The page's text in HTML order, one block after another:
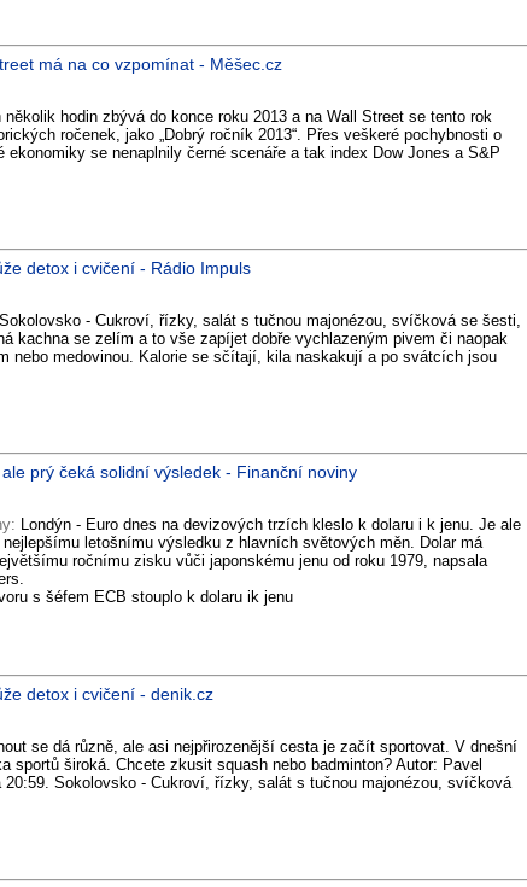
má na co vzpomínat - Měšec.cz
několik hodin zbývá do konce roku 2013 a na Wall Street se tento rok
ročenek, jako „Dobrý ročník 2013“. Přes veškeré pochybnosti o
ekonomiky se nenaplnily černé scenáře a tak index Dow Jones a S&P
detox i cvičení - Rádio Impuls
Sokolovsko - Cukroví, řízky, salát s tučnou majonézou, svíčková se šesti,
kachna se zelím a to vše zapíjet dobře vychlazeným pivem či naopak
nebo medovinou. Kalorie se sčítají, kila naskakují a po svátcích jsou
prý čeká solidní výsledek - Finanční noviny
Londýn - Euro dnes na devizových trzích kleslo k dolaru i k jenu. Je ale
letošnímu výsledku z hlavních světových měn. Dolar má
ročnímu zisku vůči japonskému jenu od roku 1979, napsala
s šéfem ECB stouplo k dolaru ik jenu
detox i cvičení - denik.cz
se dá různě, ale asi nejpřirozenější cesta je začít sportovat. V dnešní
sportů široká. Chcete zkusit squash nebo badminton? Autor: Pavel
20:59. Sokolovsko - Cukroví, řízky, salát s tučnou majonézou, svíčková